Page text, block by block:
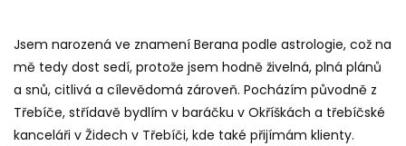
Jsem narozená ve znamení Berana podle astrologie, což na
mě tedy dost sedí, protože jsem hodně živelná, plná plánů
a snů, citlivá a cílevědomá zároveň. Pocházím původně z
Třebíče, střídavě bydlím v baráčku v Okříškách a třebíčské
kanceláři v Židech v Třebíči, kde také přijímám klienty.